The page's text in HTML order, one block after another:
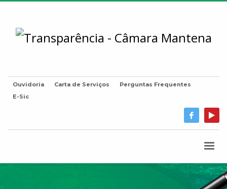
Ouvidoria Carta de Serviços
Perguntas Frequentes
E-Sic